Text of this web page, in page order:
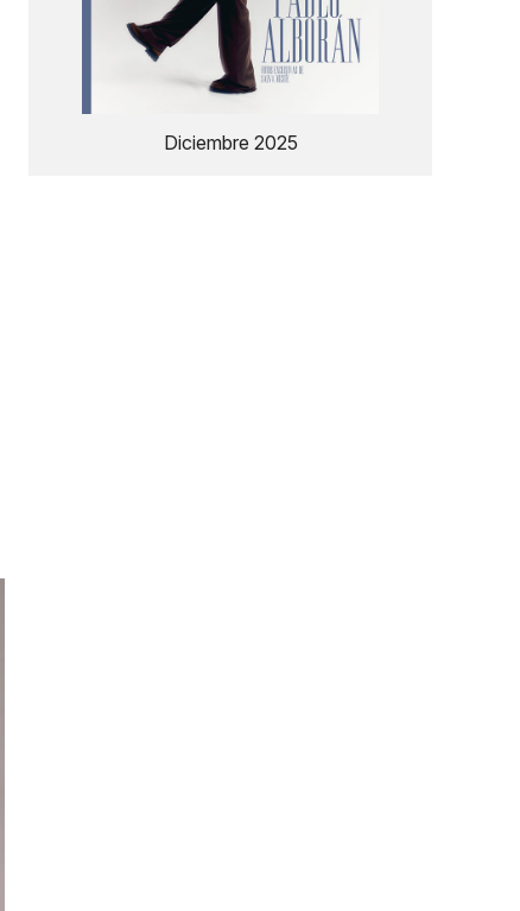
Diciembre 2025